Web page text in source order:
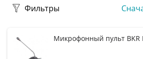
Фильтры
Микрофонный пульт BKR